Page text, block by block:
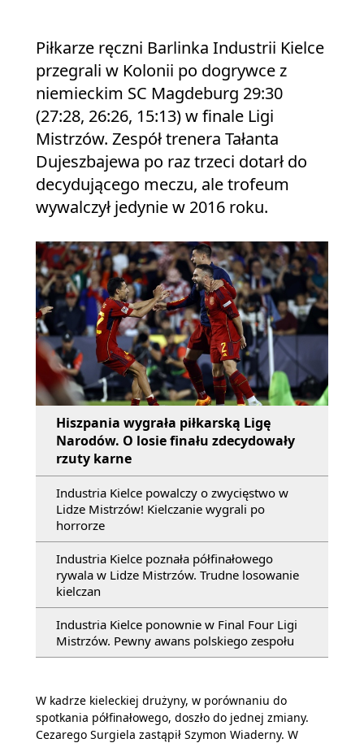
Piłkarze ręczni Barlinka Industrii Kielce
przegrali w Kolonii po dogrywce z
niemieckim SC Magdeburg 29:30
(27:28, 26:26, 15:13) w finale Ligi
Mistrzów. Zespół trenera Tałanta
Dujeszbajewa po raz trzeci dotarł do
decydującego meczu, ale trofeum
wywalczył jedynie w 2016 roku.
Hiszpania wygrała piłkarską Ligę
Narodów. O losie finału zdecydowały
rzuty karne
Industria Kielce powalczy o zwycięstwo w
Lidze Mistrzów! Kielczanie wygrali po
horrorze
Industria Kielce poznała półfinałowego
rywala w Lidze Mistrzów. Trudne losowanie
kielczan
Industria Kielce ponownie w Final Four Ligi
Mistrzów. Pewny awans polskiego zespołu
W kadrze kieleckiej drużyny, w porównaniu do
spotkania półfinałowego, doszło do jednej zmiany.
Cezarego Surgiela zastąpił Szymon Wiaderny. W